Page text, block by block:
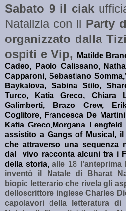
Sabato 9 il ciak
Natalizia con il Party
organizzato dalla
ospiti e Vip,
Matilde
Cadeo, Paolo Calissano,
Capparoni, Sebastiano Somma,
Baykalova, Sabina Stilo,
Turco, Katia Greco, Chiara
Galimberti, Brazo Crew,
Coglitore, Francesca De
Katia Greco,Morgana Lengfeld.
assistito a Gangs of Musical, il
che attraverso una sequenza
dal
vivo racconta alcuni tra i
della storia,alle 18 l’anteprima
inventò il Natale di Bharat
biopic letterario che rivela gli
delloscrittore inglese Charles
capolavori della letteratura